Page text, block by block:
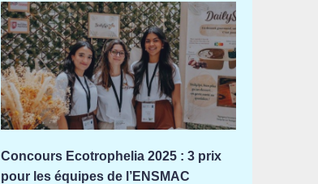
Concours Ecotrophelia 2025 : 3 prix
pour les équipes de l’ENSMAC